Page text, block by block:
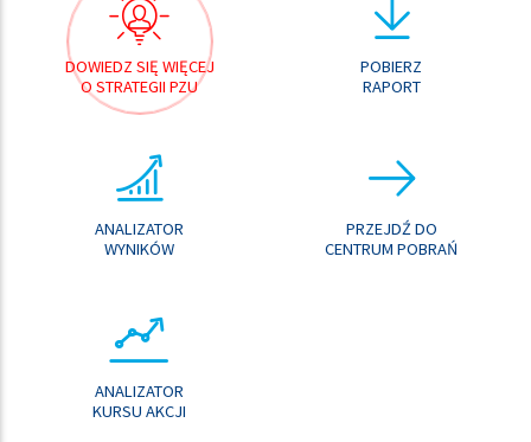
DOWIEDZ SIĘ WIĘCEJ
O STRATEGII PZU
POBIERZ
RAPORT
ANALIZATOR
WYNIKÓW
PRZEJDŹ DO
CENTRUM POBRAŃ
ANALIZATOR
KURSU AKCJI